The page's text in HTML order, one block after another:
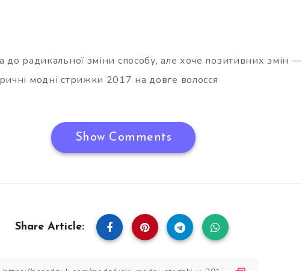
до радикальної зміни способу, але хоче позитивних змін —
модні стрижки 2017 на довге волосся
Show Comments
Share Article: